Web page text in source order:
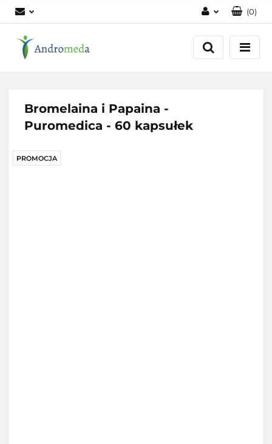
Zaloguj się
Zarejestruj się
(0)
Bromelaina i Papaina -
Puromedica - 60 kapsułek
PROMOCJA